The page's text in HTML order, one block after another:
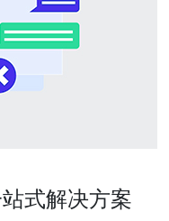
式解决方案